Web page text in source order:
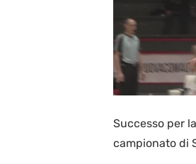
Successo per
campionato di